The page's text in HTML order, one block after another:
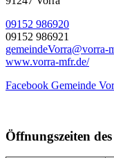
09152 986920
09152 986921
gemeindeVorra@vorra-
www.vorra-mfr.de/
Facebook Gemeinde
Öffnungszeiten